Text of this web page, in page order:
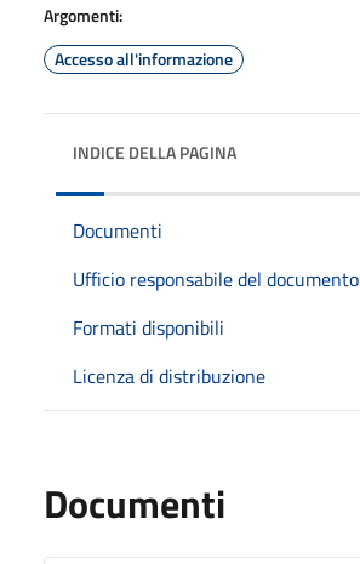
Argomenti:
Accesso all'informazione
INDICE DELLA PAGINA
Documenti
Ufficio responsabile del documento
Formati disponibili
Licenza di distribuzione
Documenti